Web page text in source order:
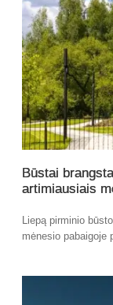
Būstai
artimiausiais
Liepą pirminio
mėnesio pabaigoje